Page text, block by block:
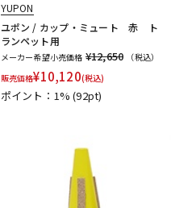
YUPON
ユポン / カップ・ミュート 赤 ト
ランペット用
メーカー希望小売価格 ¥12,650
（税込）
販売価格¥10,120(税込)
ポイント：1%(92pt)